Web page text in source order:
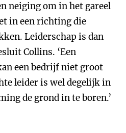
neiging om in het gareel
in een richting die
Leiderschap is dan
Collins. ‘Een
een bedrijf niet groot
leider is wel degelijk in
de grond in te boren.’